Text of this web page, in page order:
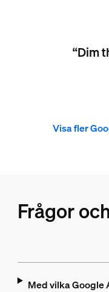
“Dim
Visa fler
Frågor
Med vilka Google